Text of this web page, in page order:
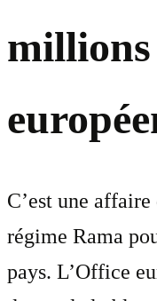
millions
C’est une
régime Rama
pays. L’Office